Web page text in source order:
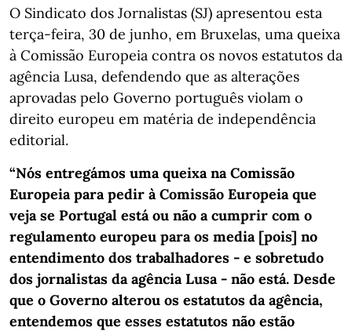
O Sindicato dos Jornalistas (SJ) apresentou esta
terça-feira, 30 de junho, em Bruxelas, uma queixa
à Comissão Europeia contra os novos estatutos da
agência Lusa, defendendo que as alterações
aprovadas pelo Governo português violam o
direito europeu em matéria de independência
editorial.
“Nós entregámos uma queixa na Comissão
Europeia para pedir à Comissão Europeia que
veja se Portugal está ou não a cumprir com o
regulamento europeu para os media [pois] no
entendimento dos trabalhadores - e sobretudo
dos jornalistas da agência Lusa - não está. Desde
que o Governo alterou os estatutos da agência,
entendemos que esses estatutos não estão